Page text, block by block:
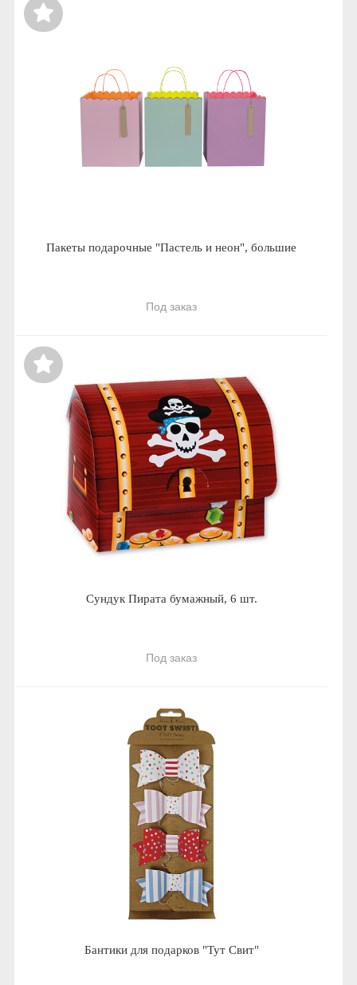
Пакеты подарочные "Пастель и неон", большие
Под заказ
Сундук Пирата бумажный, 6 шт.
Под заказ
Бантики для подарков "Тут Свит"